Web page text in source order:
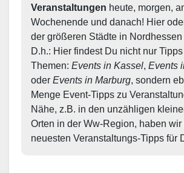
Veranstaltungen heute, morgen,
Wochenende und danach! Hier
der größeren Städte in Nordhessen
D.h.: Hier findest Du nicht nur
Themen: Events in Kassel, Events
oder Events in Marburg, sondern
Menge Event-Tipps zu
Nähe, z.B. in den unzähligen
Orten in der Ww-Region, haben wir
neuesten Veranstaltungs-Tipps für